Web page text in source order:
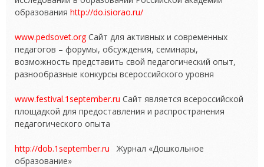
образования http://do.isiorao.ru/
www.pedsovet.orgСайт для активных и современных
педагогов – форумы, обсуждения, семинары,
возможность представить свой педагогический опыт,
разнообразные конкурсы всероссийского уровня
www.festival.1september.ru Сайт является всероссийской
площадкой для предоставления и распространения
педагогического опыта
http://dob.1september.ru
Журнал «Дошкольное
образование»